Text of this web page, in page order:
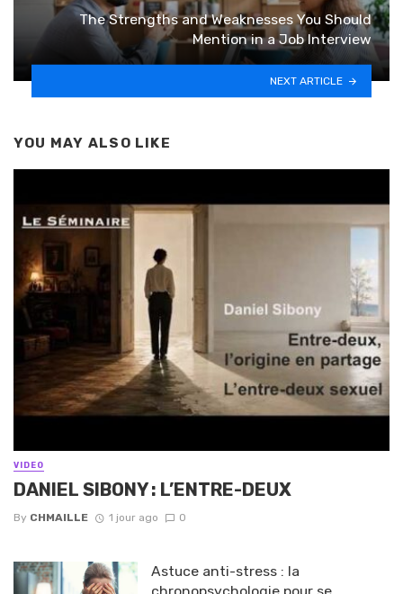
The Strengths and Weaknesses You Should
Mention in a Job Interview
NEXT ARTICLE
YOU MAY ALSO LIKE
VIDEO
DANIEL SIBONY : L’ENTRE-DEUX
By CHMAILLE 1 jour ago 0
Astuce anti-stress : la